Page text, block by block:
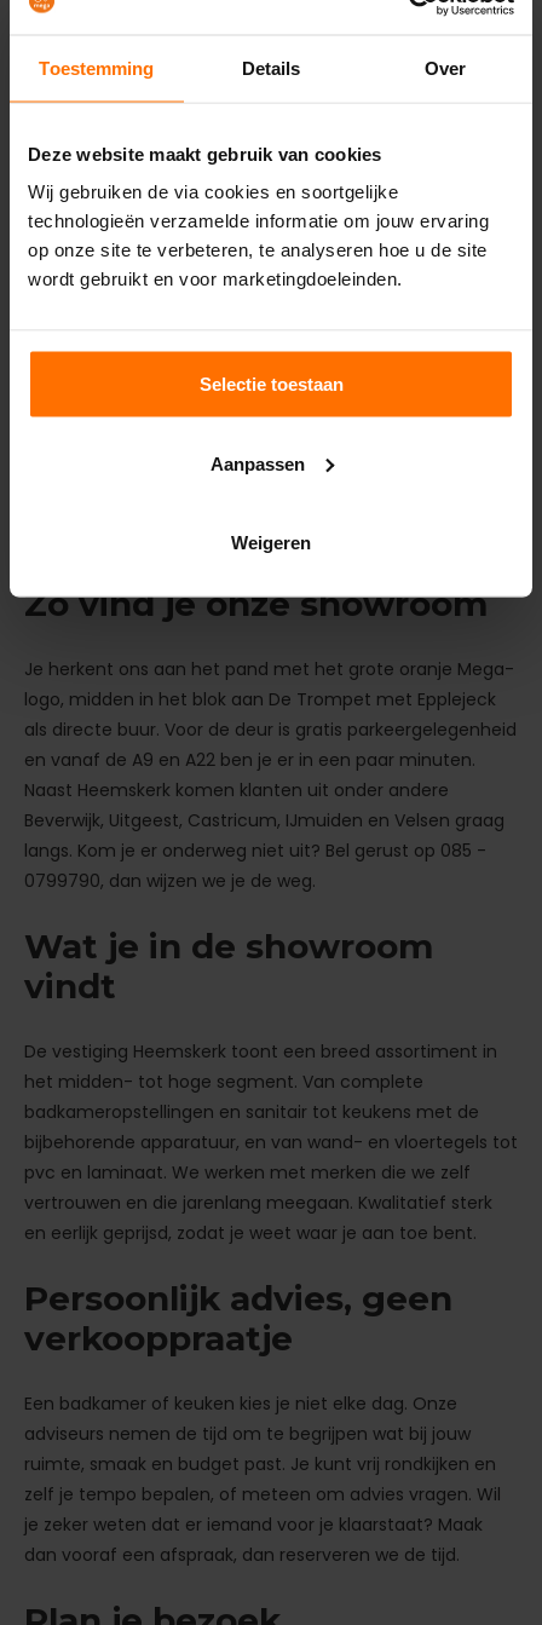
Toestemming Details Over
Deze website maakt gebruik van cookies
Wij gebruiken de via cookies en soortgelijke
technologieën verzamelde informatie om jouw ervaring
op onze site te verbeteren, te analyseren hoe u de site
wordt gebruikt en voor marketingdoeleinden.
Selectie toestaan
Aanpassen
Weigeren
wooncomfort.
Bekijk dit project
Welkom bij Mega in
Heemskerk
In onze showroom aan De Trompet in Heemskerk vind je
alles voor een complete badkamer, keuken, tegel- en
vloerproject onder één dak. Geen showmodel dat je thuis
voelen en vergelijken. Of je nu net begint met oriënteren
vrijblijvend binnen en onze adviseurs denken met je mee.
Zo vind je onze showroom
Je herkent ons aan het pand met het grote oranje Mega-
logo, midden in het blok aan De Trompet met Epplejeck
als directe buur. Voor de deur is gratis parkeergelegenheid
en vanaf de A9 en A22 ben je er in een paar minuten.
Naast Heemskerk komen klanten uit onder andere
Beverwijk, Uitgeest, Castricum, IJmuiden en Velsen graag
langs. Kom je er onderweg niet uit? Bel gerust op 085 -
0799790, dan wijzen we je de weg.
Wat je in de showroom
vindt
De vestiging Heemskerk toont een breed assortiment in
het midden- tot hoge segment. Van complete
badkameropstellingen en sanitair tot keukens met de
bijbehorende apparatuur, en van wand- en vloertegels tot
pvc en laminaat. We werken met merken die we zelf
vertrouwen en die jarenlang meegaan. Kwalitatief sterk
en eerlijk geprijsd, zodat je weet waar je aan toe bent.
Persoonlijk advies, geen
verkooppraatje
Een badkamer of keuken kies je niet elke dag. Onze
adviseurs nemen de tijd om te begrijpen wat bij jouw
ruimte, smaak en budget past. Je kunt vrij rondkijken en
zelf je tempo bepalen, of meteen om advies vragen. Wil
je zeker weten dat er iemand voor je klaarstaat? Maak
dan vooraf een afspraak, dan reserveren we de tijd.